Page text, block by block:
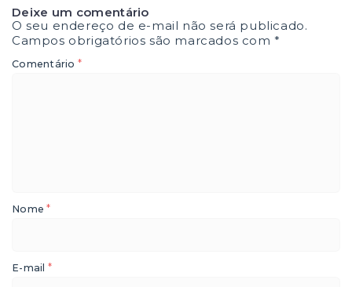
Deixe um comentário
O seu endereço de e-mail não será publicado.
Campos obrigatórios são marcados com*
Comentário *
Nome*
E-mail *